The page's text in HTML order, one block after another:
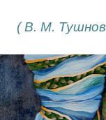
( В. М.